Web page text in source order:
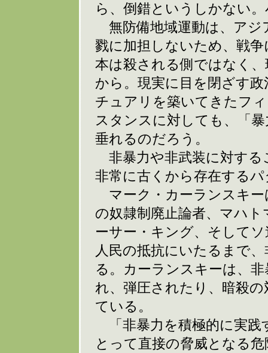
ら、倒錯というしかない
無防備地域運動は、アジ
戮に加担しないため、戦
本は殺される側ではなく
から。現実に目を閉ざす
チュアリを築いてきたフ
スタンスに対しても、「
垂れるのだろう。
非暴力や非武装に対する
非常に古くから存在する
マーク・カーランスキー
の奴隷制廃止論者、マハ
ーサー・キング、そして
人民の抵抗にいたるまで
る。カーランスキーは、
れ、弾圧されたり、暗殺
ている。
「非暴力を積極的に実践
とって直接の脅威となる